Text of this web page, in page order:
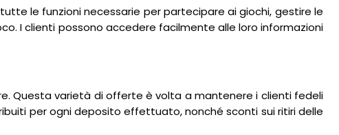
le funzioni necessarie per partecipare ai giochi, gestire le
I clienti possono accedere facilmente alle loro informazioni
Questa varietà di offerte è volta a mantenere i clienti fedeli
per ogni deposito effettuato, nonché sconti sui ritiri delle